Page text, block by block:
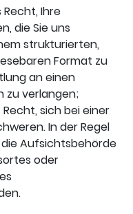
Recht, Ihre
die Sie uns
strukturierten,
Format zu
an einen
zu verlangen;
sich bei einer
In der Regel
Aufsichtsbehörde
oder